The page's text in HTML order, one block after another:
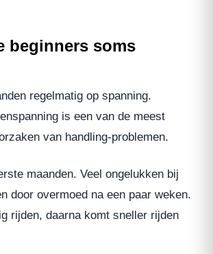
beginners soms
regelmatig op spanning.
is een van de meest
van handling-problemen.
maanden. Veel ongelukken bij
door overmoed na een paar weken.
rijden, daarna komt sneller rijden